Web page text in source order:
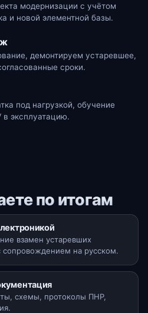
модернизации с учётом
и новой элементной базы.
демонтируем устаревшее,
сроки.
под нагрузкой, обучение
в эксплуатацию.
по итогам
взамен устаревших
на русском.
схемы, протоколы ПНР,